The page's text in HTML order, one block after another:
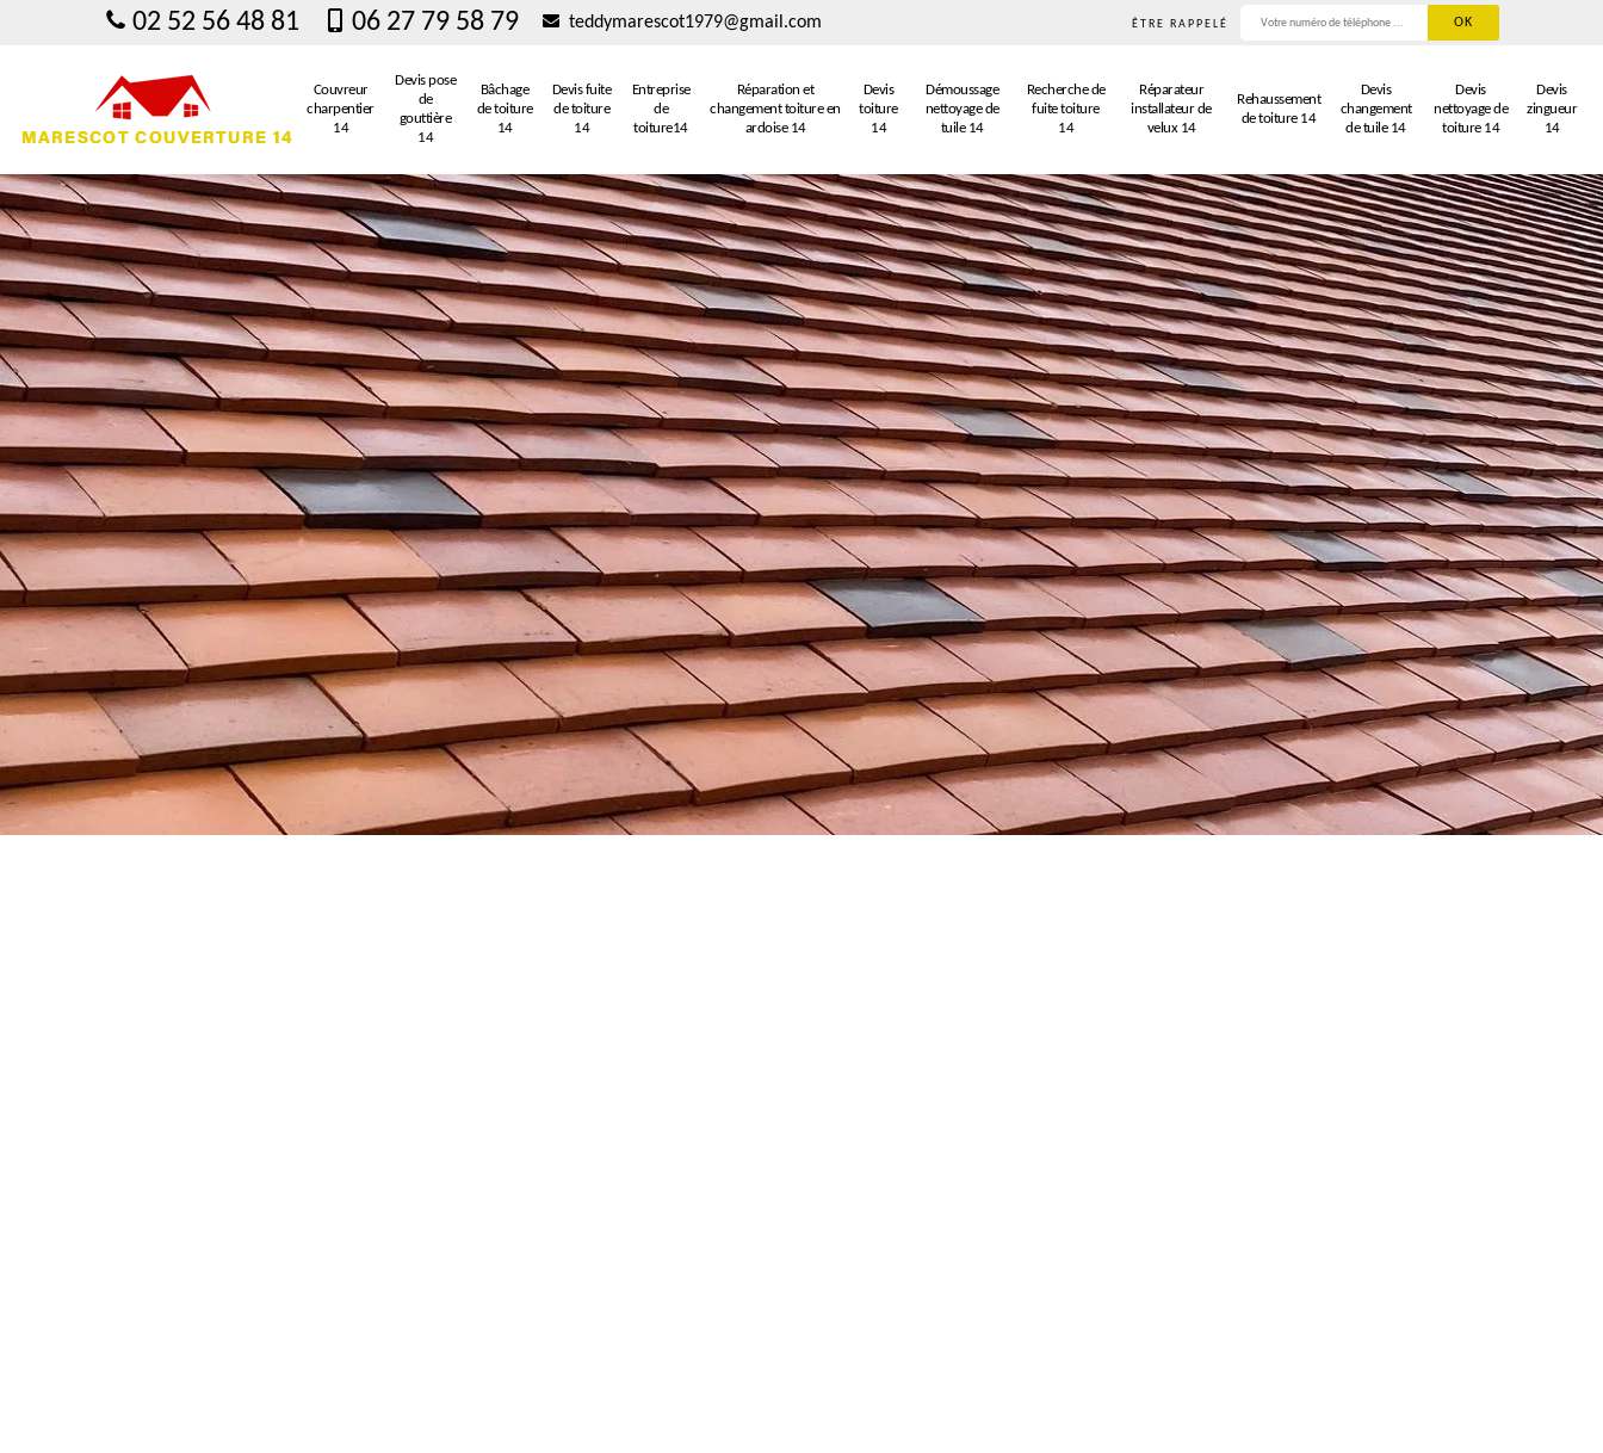
02 52 56 48 81 06 27 79 58 79 teddymarescot1979@gmail.com ÊTRE RAPPELÉ
Couvreur
charpentier
14
Devis pose
de
gouttière
14
Bâchage
de toiture
14
Devis fuite
de toiture
14
Entreprise
de
toiture14
Réparation et
changement toiture en
ardoise 14
Devis
toiture
14
Démoussage
nettoyage de
tuile 14
Recherche de
fuite toiture
14
Réparateur
installateur de
velux 14
Rehaussement
de toiture 14
Devis
changement
de tuile 14
Devis
nettoyage de
toiture 14
Devis
zingueur
14